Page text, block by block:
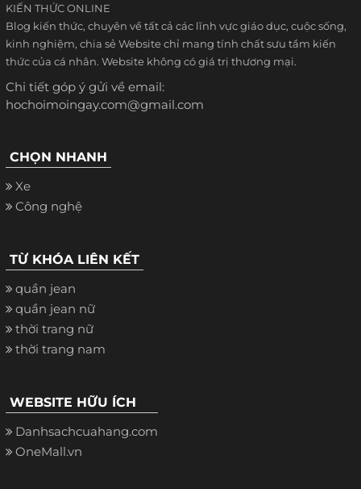
KIẾN THỨC ONLINE
Blog kiến thức, chuyên về tất cả các lĩnh vực giáo dục, cuộc sống,
kinh nghiệm, chia sẻ Website chỉ mang tính chất sưu tầm kiến
thức của cá nhân. Website không có giá trị thương mại.
Chi tiết góp ý gửi về email:
hochoimoingay.com@gmail.com
CHỌN NHANH
Xe
Công nghệ
TỪ KHÓA LIÊN KẾT
quần jean
quần jean nữ
thời trang nữ
thời trang nam
WEBSITE HỮU ÍCH
Danhsachcuahang.com
OneMall.vn